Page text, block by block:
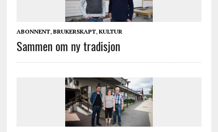
ABONNENT, BRUKERSKAPT, KULTUR
Sammen om ny tradisjon